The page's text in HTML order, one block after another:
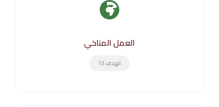
العمل المناخي
الهدف 13